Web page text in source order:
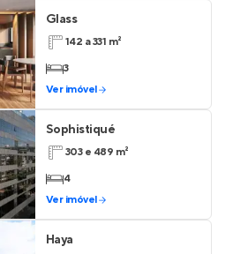
Glass
142 a 331 m²
3
Ver imóvel
Sophistiqué
303 e 489 m²
4
Ver imóvel
Haya